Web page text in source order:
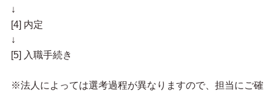
↓
[4] 内定
↓
[5] 入職手続き
※法人によっては選考過程が異なりますので、担当にご確